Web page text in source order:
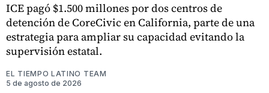
ICE pagó $1.500 millones por dos centros de
detención de CoreCivic en California, parte de una
estrategia para ampliar su capacidad evitando la
supervisión estatal.
EL TIEMPO LATINO TEAM
5 de agosto de 2026